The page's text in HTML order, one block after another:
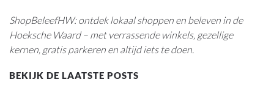
ShopBeleefHW: ontdek lokaal shoppen en beleven in de
Hoeksche Waard – met verrassende winkels, gezellige
kernen, gratis parkeren en altijd iets te doen.
BEKIJK DE LAATSTE POSTS